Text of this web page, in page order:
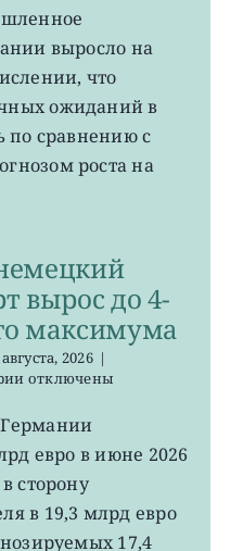
EWG:
рост
промпроизводства
Германии
до
0,2%
выросло на
что
ожиданий в
по сравнению с
роста на
вырос до 4-
максимума
2026 |
к
EWG:
немецкий
экспорт
вырос
4-
летнего
отключены
евро в июне 2026
сторону
в 19,3 млрд евро
17,4